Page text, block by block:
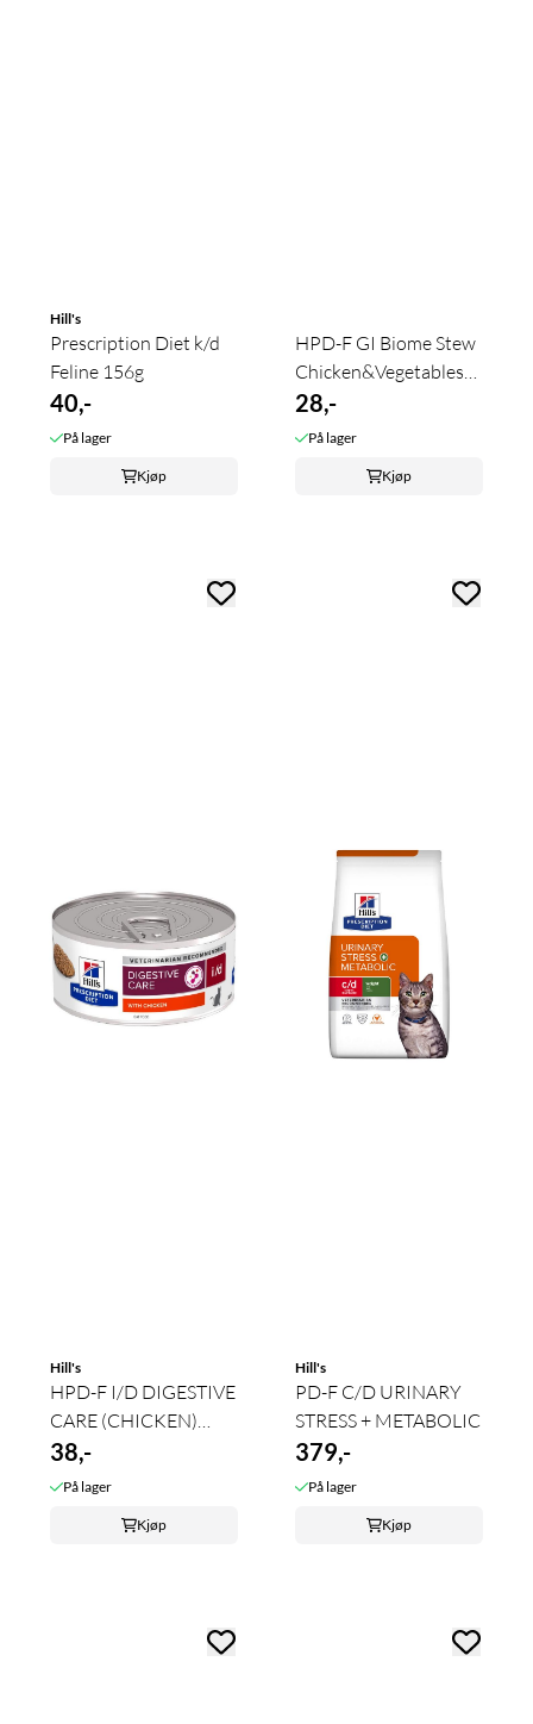
Hill's
Prescription Diet k/d
Feline 156g
40,-
På lager
Kjøp
HPD-F GI Biome Stew
Chicken&Vegetables
82g
28,-
På lager
Kjøp
Hill's
HPD-F I/D DIGESTIVE
CARE (CHICKEN)
156g
38,-
På lager
Kjøp
Hill's
PD-F C/D URINARY
STRESS + METABOLIC
379,-
På lager
Kjøp